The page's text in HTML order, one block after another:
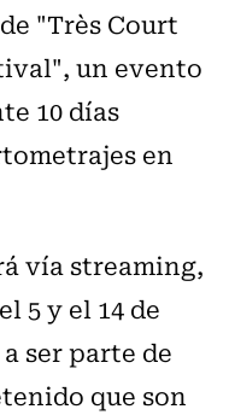
"Très Court
un evento
10 días
en
vía streaming,
5 y el 14 de
ser parte de
que son